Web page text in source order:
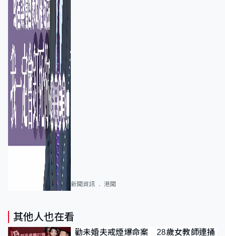
新聞資訊 港聞
其他人也在看
勸未婚夫戒煙爆命案 28歲女教師連捅